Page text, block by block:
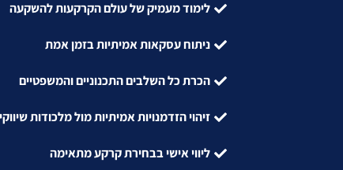
לימוד מעמיק של עולם הקרקעות להשקעה
ניתוח עסקאות אמיתיות בזמן אמת
הכרת כל השלבים התכנוניים והמשפטיים
זיהוי הזדמנויות אמיתיות מול מלכודות
ליווי אישי בבחירת קרקע מתאימה